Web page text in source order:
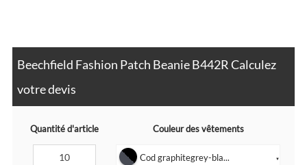
Beechfield Fashion Patch Beanie B442R Calculez
votre devis
Quantité d'article Couleur des vêtements
Cod graphitegrey-bla... ▼